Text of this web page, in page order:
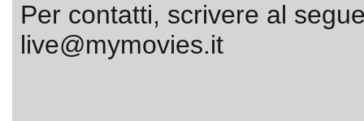
Per contatti, scrivere al
live@mymovies.it